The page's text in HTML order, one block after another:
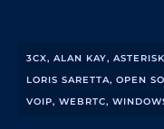
3CX, ALAN KAY, ASTERISK
LORIS SARETTA, OPEN
VOIP, WEBRTC,